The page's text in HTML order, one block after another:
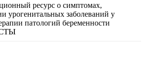
ресурс о симптомах,
урогенитальных заболеваний у
патологий беременности